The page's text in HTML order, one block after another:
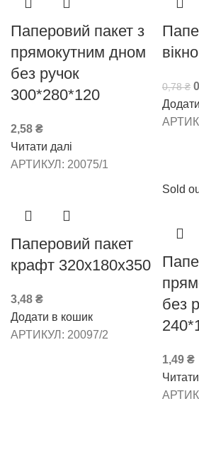
Паперовий пакет з
прямокутним дном
без ручок
300*280*120
2,58 ₴
Читати далі
АРТИКУЛ: 20075/1
0,78₴
Паперовий пакет
крафт 320х180х350
3,48 ₴
Додати в кошик
АРТИКУЛ: 20097/2
Sold
без
1,49 ₴